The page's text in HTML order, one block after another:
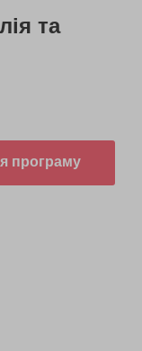
та
програму